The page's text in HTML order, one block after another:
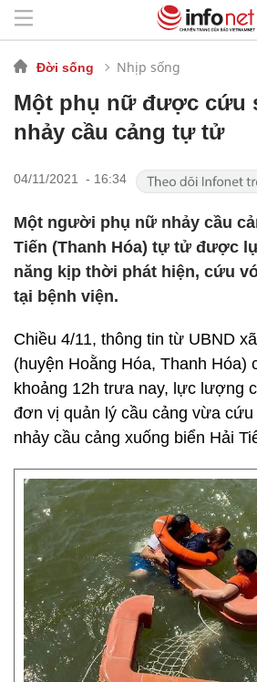
Đời sống Nhịp sống
Một phụ nữ được cứu
nhảy cầu cảng tự tử
04/11/2021 - 16:34
Một người phụ nữ nhảy cầu
Tiến (Thanh Hóa) tự tử được
năng kịp thời phát hiện, cứu
tại bệnh viện.
Chiều 4/11, thông tin từ UBND
(huyện Hoằng Hóa, Thanh Hóa)
khoảng 12h trưa nay, lực lượng
đơn vị quản lý cầu cảng vừa
nhảy cầu cảng xuống biển Hải